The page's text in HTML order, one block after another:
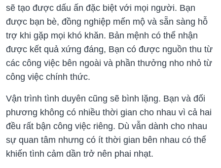
sẽ tạo được dấu ấn đặc biệt với mọi người. Bạn
được bạn bè, đồng nghiệp mến mộ và sẵn sàng hỗ
trợ khi gặp mọi khó khăn. Bản mệnh có thể nhận
được kết quả xứng đáng, Bạn có được nguồn thu từ
các công việc bên ngoài và phần thưởng nho nhỏ từ
công việc chính thức.
Vận trình tình duyên cũng sẽ bình lặng. Bạn và đối
phương không có nhiều thời gian cho nhau vì cả hai
đều rất bận công việc riêng. Dù vẫn dành cho nhau
sự quan tâm nhưng có ít thời gian bên nhau có thể
khiến tình cảm dần trở nên phai nhạt.